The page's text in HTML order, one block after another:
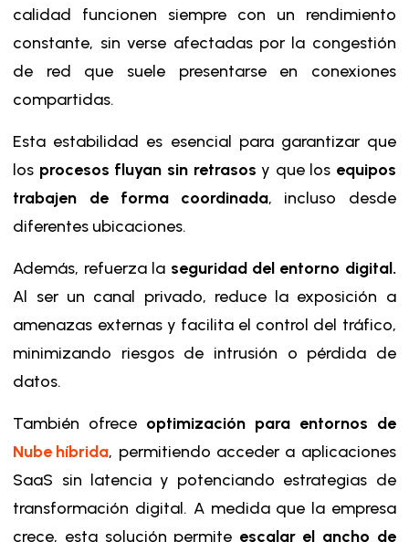
calidad funcionen siempre con un rendimiento
constante, sin verse afectadas por la congestión
de red que suele presentarse en conexiones
compartidas.
Esta estabilidad es esencial para garantizar que
los procesos fluyan sin retrasos y que los equipos
trabajen de forma coordinada, incluso desde
diferentes ubicaciones.
Además, refuerza la seguridad del entorno digital.
Al ser un canal privado, reduce la exposición a
amenazas externas y facilita el control del tráfico,
minimizando riesgos de intrusión o pérdida de
datos.
También ofrece optimización para entornos de
Nube híbrida, permitiendo acceder a aplicaciones
SaaS sin latencia y potenciando estrategias de
transformación digital. A medida que la empresa
crece, esta solución permite escalar el ancho de